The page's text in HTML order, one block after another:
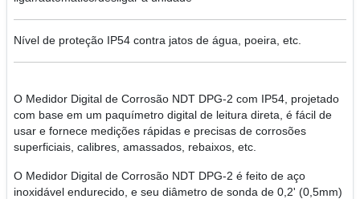
Nível de proteção IP54 contra jatos de água, poeira, etc.
O Medidor Digital de Corrosão NDT DPG-2 com IP54, projetado
com base em um paquímetro digital de leitura direta, é fácil de
usar e fornece medições rápidas e precisas de corrosões
superficiais, calibres, amassados, rebaixos, etc.
O Medidor Digital de Corrosão NDT DPG-2 é feito de aço
inoxidável endurecido, e seu diâmetro de sonda de 0,2' (0,5mm)